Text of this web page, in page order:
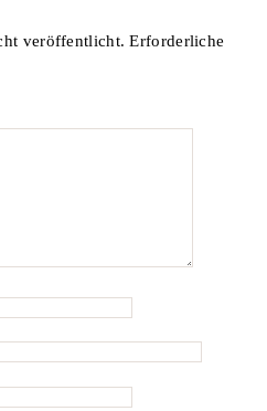
veröffentlicht. Erforderliche